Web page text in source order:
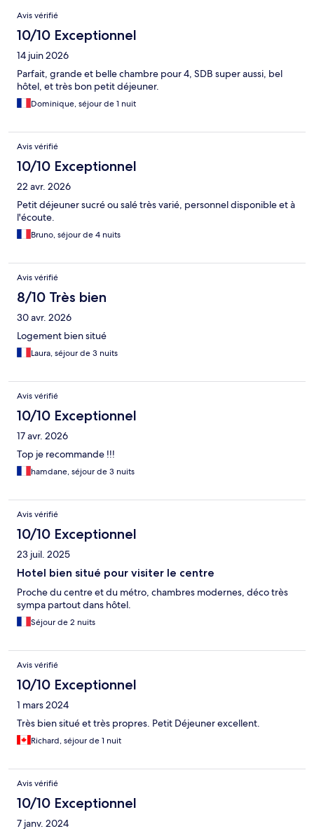
Avis
Avis vérifié
10/10 Exceptionnel
14 juin 2026
Parfait, grande et belle chambre pour 4, SDB super aussi, bel
hôtel, et très bon petit déjeuner.
Dominique, séjour de 1 nuit
Avis vérifié
10/10 Exceptionnel
22 avr. 2026
Petit déjeuner sucré ou salé très varié, personnel disponible et à
l'écoute.
Bruno, séjour de 4 nuits
Avis vérifié
8/10 Très bien
30 avr. 2026
Logement bien situé
Laura, séjour de 3 nuits
Avis vérifié
10/10 Exceptionnel
17 avr. 2026
Top je recommande !!!
hamdane, séjour de 3 nuits
Avis vérifié
10/10 Exceptionnel
23 juil. 2025
Hotel bien situé pour visiter le centre
Proche du centre et du métro, chambres modernes, déco très
sympa partout dans hôtel.
Séjour de 2 nuits
Avis vérifié
10/10 Exceptionnel
1 mars 2024
Très bien situé et très propres. Petit Déjeuner excellent.
Richard, séjour de 1 nuit
Avis vérifié
10/10 Exceptionnel
7 janv. 2024